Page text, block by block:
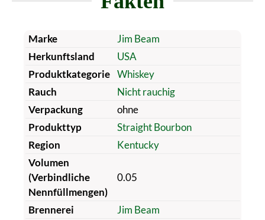
Marke
Jim Beam
Herkunftsland
USA
Produktkategorie Whiskey
Rauch
Nicht rauchig
Verpackung
ohne
Produkttyp
Straight Bourbon
Region
Kentucky
Volumen
(Verbindliche
Nennfüllmengen)
0.05
Brennerei
Jim Beam